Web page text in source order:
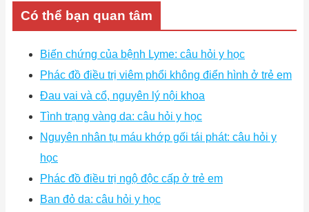
Có thể bạn quan tâm
Biến chứng của bệnh Lyme: câu hỏi y học
Phác đồ điều trị viêm phổi không điển hình ở trẻ em
Đau vai và cổ, nguyên lý nội khoa
Tình trạng vàng da: câu hỏi y học
Nguyên nhân tụ máu khớp gối tái phát: câu hỏi y
học
Phác đồ điều trị ngộ độc cấp ở trẻ em
Ban đỏ da: câu hỏi y học